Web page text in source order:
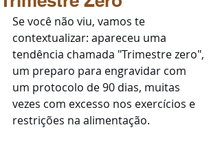
Se você não viu, vamos te
contextualizar: apareceu uma
tendência chamada "Trimestre zero",
um preparo para engravidar com
um protocolo de 90 dias, muitas
vezes com excesso nos exercícios e
restrições na alimentação.